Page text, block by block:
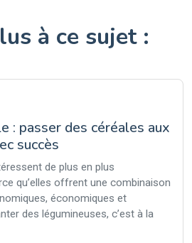
à ce sujet :
: passer des céréales aux
succès
de plus en plus
qu’elles offrent une combinaison
économiques et
des légumineuses, c’est à la